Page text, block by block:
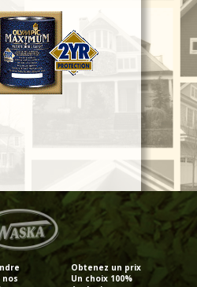
Obtenez un prix
nos
Un choix 100%